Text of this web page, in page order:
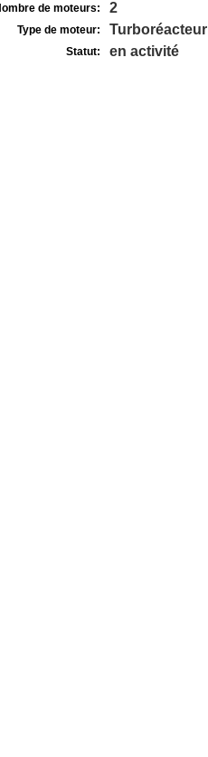
de moteurs: 2
Type de moteur: Turboréacteur
Statut: en activité